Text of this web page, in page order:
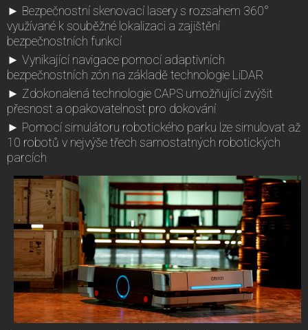
► Bezpečnostní skenovací lasery s rozsahem 360°
využívané k souběžné lokalizaci a zajištění
bezpečnostních funkcí
► Vynikající navigace pomocí adaptivních
bezpečnostních zón na základě technologie LiDAR
► Zdokonalená technologie CAPS umožňující zvýšit
přesnost a opakovatelnost pro dokování
► Pomocí simulátoru robotického parku lze simulovat až
10 robotů v nejvýše třech samostatných robotických
parcích